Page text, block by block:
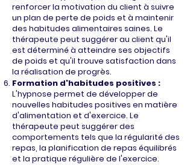
renforcer la motivation du client à suivre
un plan de perte de poids et à maintenir
des habitudes alimentaires saines. Le
thérapeute peut suggérer au client qu'il
est déterminé à atteindre ses objectifs
de poids et qu'il trouve satisfaction dans
la réalisation de progrès.
Formation d'habitudes positives :
L'hypnose permet de développer de
nouvelles habitudes positives en matière
d'alimentation et d'exercice. Le
thérapeute peut suggérer des
comportements tels que la régularité des
repas, la planification de repas équilibrés
et la pratique régulière de l'exercice.